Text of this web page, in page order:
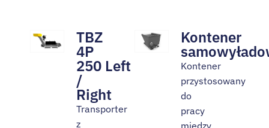
TBZ
4P
250 Left
/
Right
Transporter
z
Kontener
Kontener
przystosowany
do
pracy
między